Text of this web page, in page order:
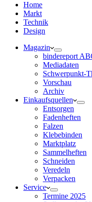
Home
Markt
Technik
Design
Magazin
bindereport
Mediadaten
Schwerpunkt-
Vorschau
Archiv
Einkaufsquellen
Entsorgen
Fadenheften
Falzen
Klebebinden
Marktplatz
Sammelheften
Schneiden
Veredeln
Verpacken
Service
Termine 2025